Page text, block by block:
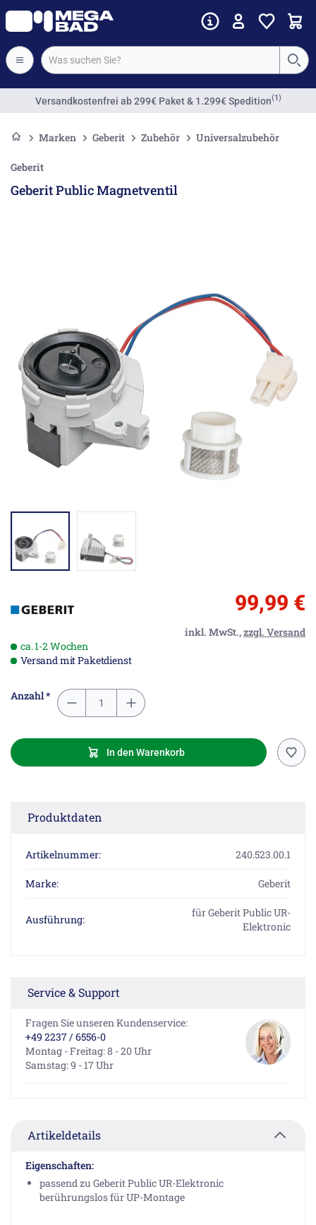
Versandkostenfrei ab 299€ Paket & 1.299€ Spedition(1)
Marken Geberit Zubehör Universalzubehör
Geberit
Geberit Public Magnetventil
99,99 €
inkl. MwSt.,zzgl. Versand
ca. 1-2 Wochen
Versand mit Paketdienst
Anzahl *
In den Warenkorb
Produktdaten
Artikelnummer: 240.523.00.1
Marke: Geberit
Ausführung:
für Geberit Public UR-
Elektronic
Service & Support
Fragen Sie unseren Kundenservice:
+49 2237 / 6556-0
Montag - Freitag: 8 - 20 Uhr
Samstag: 9 - 17 Uhr
Artikeldetails
Eigenschaften:
passend zu Geberit Public UR-Elektronic
berührungslos für UP-Montage